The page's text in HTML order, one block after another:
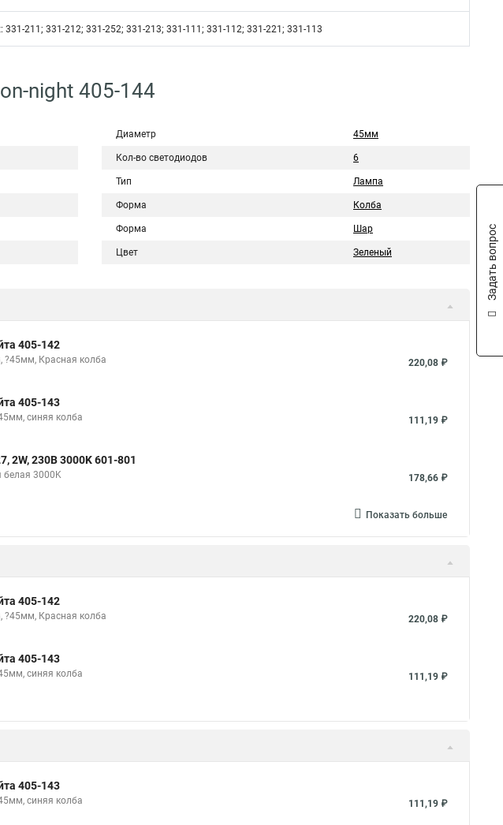
331-211; 331-212; 331-252; 331-213; 331-111; 331-112; 331-221; 331-113
night 405-144
Диаметр 45мм
Кол-во светодиодов 6
Тип Лампа
Форма Колба
Форма Шар
Цвет Зеленый
405-142
?45мм, Красная колба 220,08 ₽
405-143
синяя колба 111,19 ₽
2W, 230В 3000K 601-801
белая 3000K 178,66 ₽
Показать больше
405-142
?45мм, Красная колба 220,08 ₽
405-143
синяя колба 111,19 ₽
405-143
синяя колба 111,19 ₽
Задать вопрос